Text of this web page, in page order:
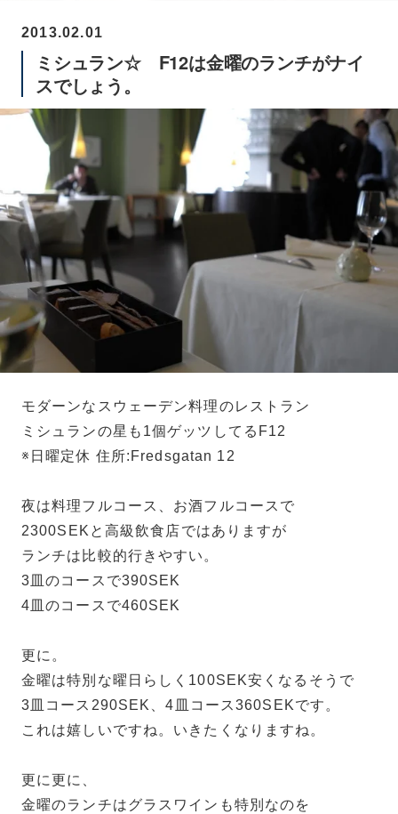
2013.02.01
ミシュラン☆ F12は金曜のランチがナイ
スでしょう。
モダーンなスウェーデン料理のレストラン
ミシュランの星も1個ゲッツしてるF12
※日曜定休 住所:Fredsgatan 12
夜は料理フルコース、お酒フルコースで
2300SEKと高級飲食店ではありますが
ランチは比較的行きやすい。
3皿のコースで390SEK
4皿のコースで460SEK
更に。
金曜は特別な曜日らしく100SEK安くなるそうで
3皿コース290SEK、4皿コース360SEKです。
これは嬉しいですね。いきたくなりますね。
更に更に、
金曜のランチはグラスワインも特別なのを